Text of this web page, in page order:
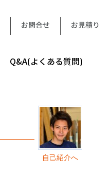
お問合せ お見積り
Q&A(よくある質問)
自己紹介へ